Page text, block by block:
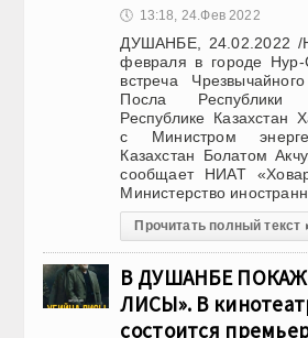
🕔 13:18, 24.Фев 2022
ДУШАНБЕ, 24.02.2022 /
февраля в городе Нур-
встреча
Посла Республики
Республике Казахстан
с Министром
Казахстан Болатом
сообщает НИАТ
Министерство
Прочитать полный текст
В ДУШАНБЕ
ЛИСЫ». В
состоится